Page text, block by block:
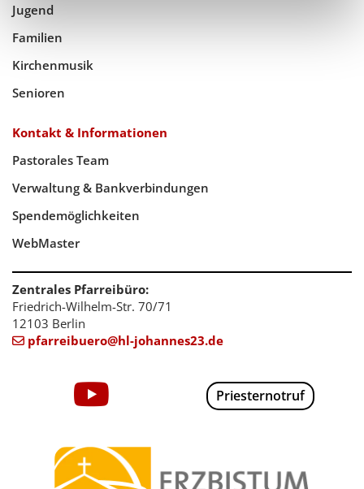
Jugend
Familien
Kirchenmusik
Senioren
Kontakt & Informationen
Pastorales Team
Verwaltung & Bankverbindungen
Spendemöglichkeiten
WebMaster
Zentrales Pfarreibüro:
Friedrich-Wilhelm-Str. 70/71
12103 Berlin
 pfarreibuero@hl-johannes23.de
Priesternotruf